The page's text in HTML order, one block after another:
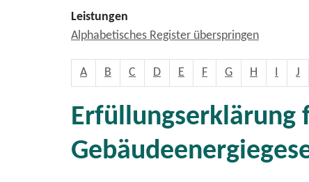
Leistungen
Alphabetisches Register überspringen
A B C D E F G H I J
Erfüllungserklärung